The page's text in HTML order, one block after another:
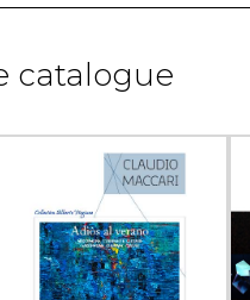
catalogue